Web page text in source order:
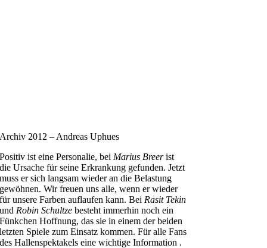
Archiv 2012 – Andreas Uphues
Positiv ist eine Personalie, bei Marius Breerist
die Ursache für seine Erkrankung gefunden. Jetzt
muss er sich langsam wieder an die Belastung
gewöhnen. Wir freuen uns alle, wenn er wieder
für unsere Farben auflaufen kann. Bei Rasit Tekin
und Robin Schultze besteht immerhin noch ein
Fünkchen Hoffnung, das sie in einem der beiden
letzten Spiele zum Einsatz kommen. Für alle Fans
des Hallenspektakels eine wichtige Information .